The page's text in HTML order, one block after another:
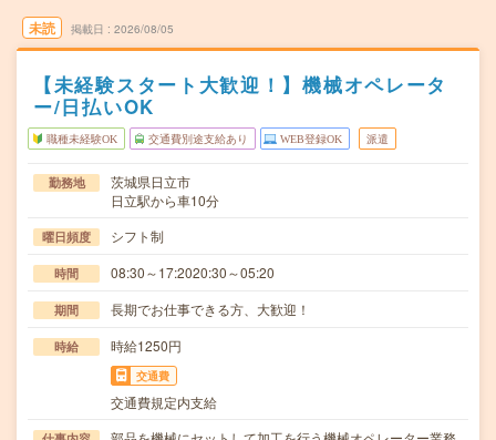
未読 掲載日 2026/08/05
【未経験スタート大歓迎！】機械オペレータ
ー/日払いOK
職種未経験OK 交通費別途支給あり WEB登録OK 派遣
勤務地
茨城県日立市
日立駅から車10分
曜日頻度 シフト制
時間 08:30～17:2020:30～05:20
期間 長期でお仕事できる方、大歓迎！
時給 時給1250円
交通費
交通費規定内支給